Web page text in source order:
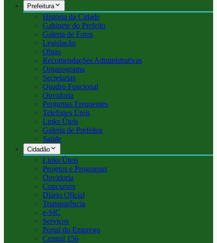
Prefeitura
História da Cidade
Gabinete do Prefeito
Galeria de Fotos
Legislação
Obras
Recomendações Administrativas
Organograma
Secretarias
Quadro Funcional
Ouvidoria
Perguntas Frequentes
Telefones Úteis
Links Úteis
Galeria de Prefeitos
Saúde
Cidadão
Links Úteis
Projetos e Programas
Ouvidoria
Concursos
Diário Oficial
Transparência
e-SIC
Serviços
Portal do Emprego
Central 156